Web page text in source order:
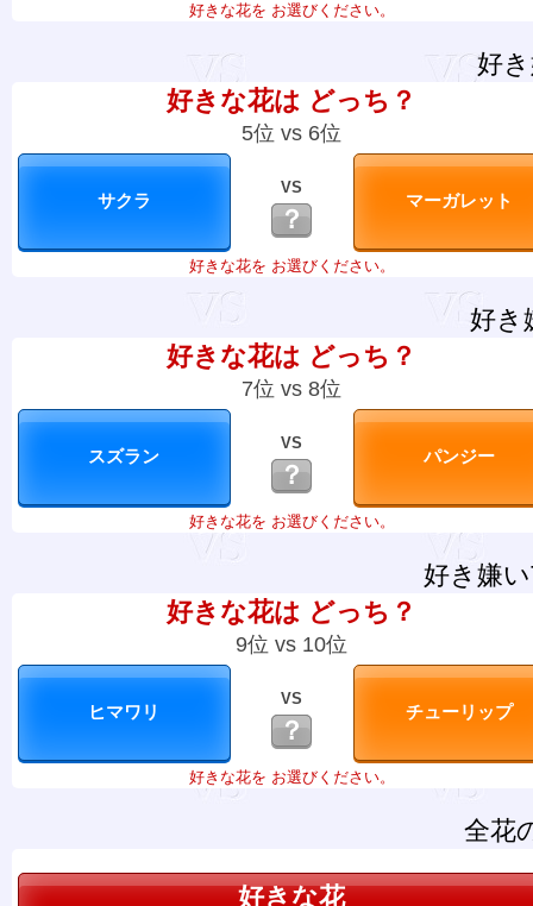
好きな花を お選びください。
好
好きな花は どっち？
5位 vs 6位
VS
？
好きな花を お選びください。
好き
好きな花は どっち？
7位 vs 8位
VS
？
好きな花を お選びください。
好き嫌
好きな花は どっち？
9位 vs 10位
VS
？
好きな花を お選びください。
全花
好きな花